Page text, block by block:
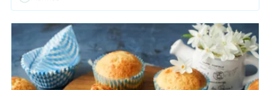
кисловатые нотки, которые вызывают… привыкание с первой
пробы. Поэтому непременно готовьте эти творожные кексы с
расчетом на добавку! Делать это стоит еще и потому, что на
следующий день выпечка становится вкуснее, нежели «с
пылу с жару». Почему так? Мы не готовы вам дать точный
ответ, но проверяли это неоднократно.